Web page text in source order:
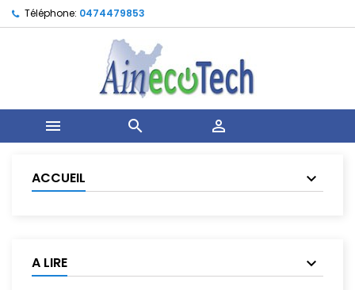
Téléphone: 0474479853
  
ACCUEIL
A LIRE